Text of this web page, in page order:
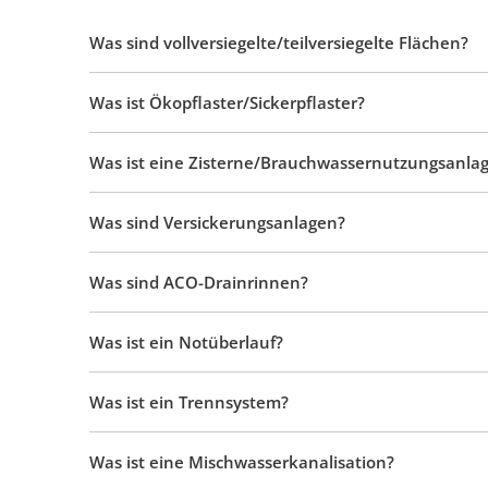
Anlagen
versiegelten
Flächen
Was sind vollversiegelte/teilversiegelte Flächen?
Was ist Ökopflaster/Sickerpflaster?
Was ist eine Zisterne/
Was sind Versickerungsanlagen?
Was sind ACO-Drainrinnen?
Was ist ein Notüberlauf?
Was ist ein Trennsystem?
Was ist eine Mischwasserkanalisation?